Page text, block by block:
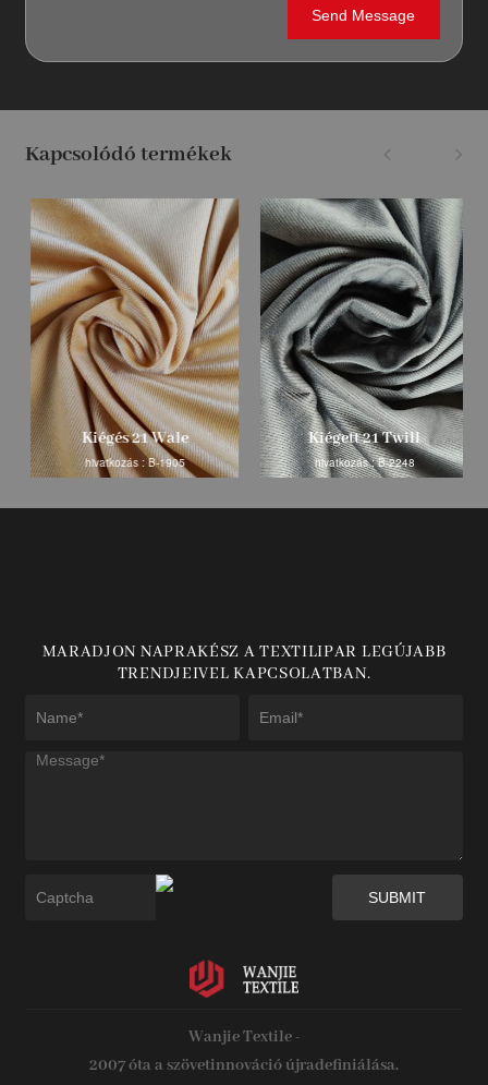
Kapcsolódó termékek
Kiégés 21 Wale
hivatkozás : B-1905
Kiégett 21 Twill
hivatkozás : B-2248
MARADJON NAPRAKÉSZ A TEXTILIPAR LEGÚJABB
TRENDJEIVEL KAPCSOLATBAN.
Wanjie Textile -
2007 óta a szövetinnováció újradefiniálása.